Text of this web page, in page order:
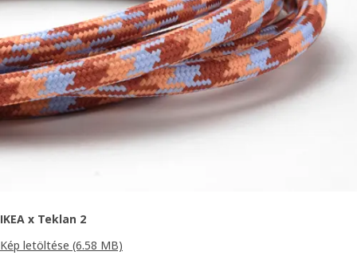
IKEA x Teklan 2
Kép letöltése (6.58 MB)